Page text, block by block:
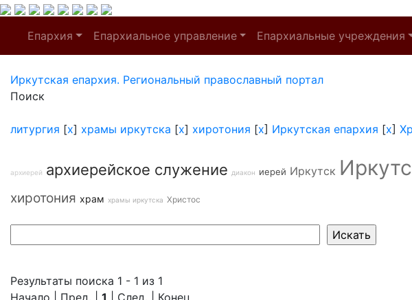
Епархия Епархиальное управление Епархиальные учреждения
Иркутская епархия. Региональный православный портал
Поиск
литургия [x] храмы иркутска [x] хиротония [x] Иркутская епархия [x]
архиерей архиерейское служение диакон иерей Иркутск
хиротония храм храмы иркутска Христос
Результаты поиска 1 - 1 из 1
Начало | Пред. | 1 | След. | Конец